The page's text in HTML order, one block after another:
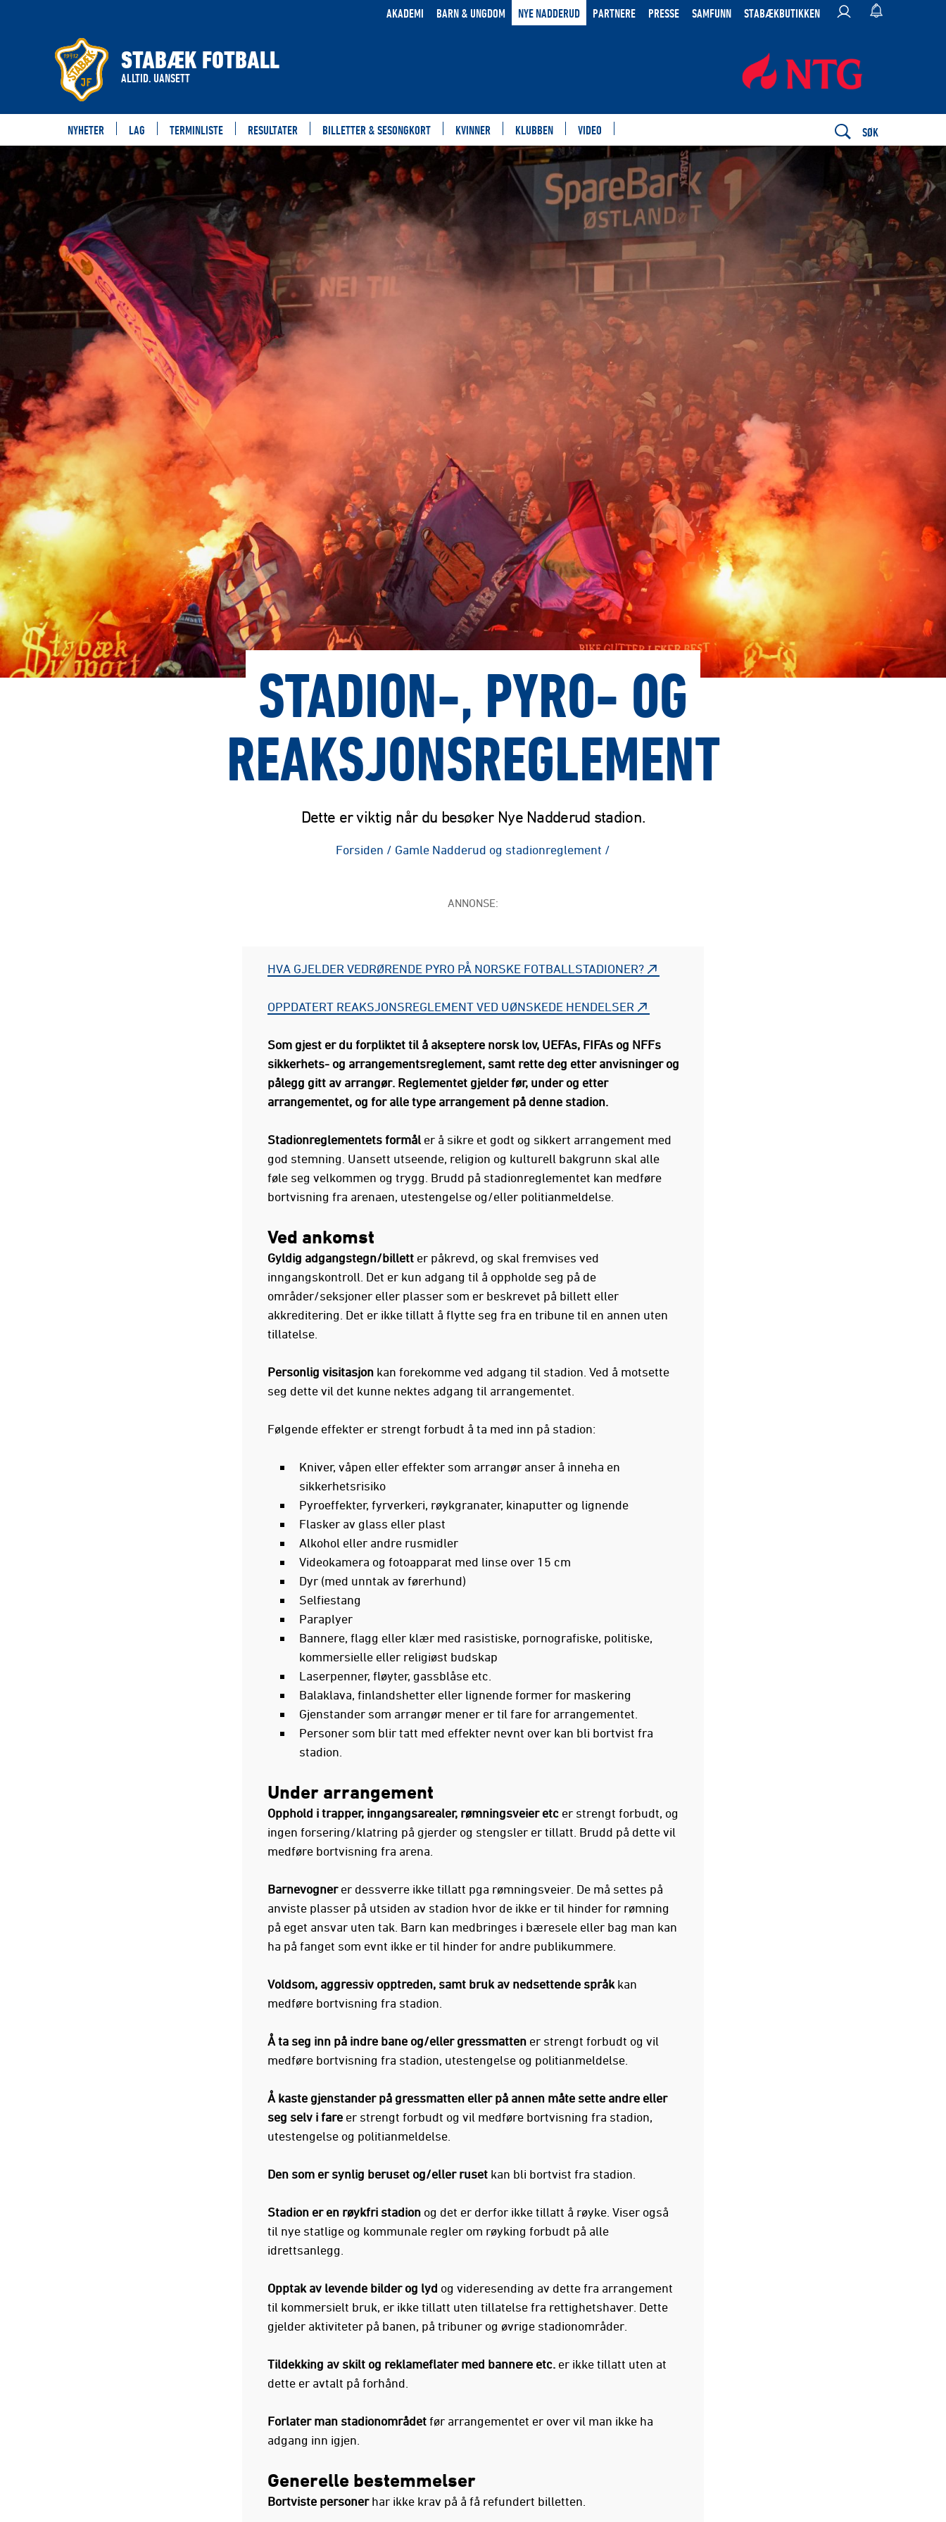
AKADEMI BARN & UNGDOM NYE NADDERUD PARTNERE PRESSE SAMFUNN STABÆKBUTIKKEN
STABÆK FOTBALL
ALLTID. UANSETT
NYHETER LAG TERMINLISTE RESULTATER BILLETTER & SESONGKORT KVINNER KLUBBEN VIDEO SØK
STADION-, PYRO- OG
REAKSJONSREGLEMENT
Dette er viktig når du besøker Nye Nadderud stadion.
Forsiden / Gamle Nadderud og stadionreglement /
ANNONSE:
HVA GJELDER VEDRØRENDE PYRO PÅ NORSKE FOTBALLSTADIONER?
OPPDATERT REAKSJONSREGLEMENT VED UØNSKEDE HENDELSER
Som gjest er du forpliktet til å akseptere norsk lov, UEFAs, FIFAs og NFFs
sikkerhets- og arrangementsreglement, samt rette deg etter anvisninger og
pålegg gitt av arrangør. Reglementet gjelder før, under og etter
arrangementet, og for alle type arrangement på denne stadion.
Stadionreglementets formål er å sikre et godt og sikkert arrangement med
god stemning. Uansett utseende, religion og kulturell bakgrunn skal alle
føle seg velkommen og trygg. Brudd på stadionreglementet kan medføre
bortvisning fra arenaen, utestengelse og/eller politianmeldelse.
Ved ankomst
Gyldig adgangstegn/billett er påkrevd, og skal fremvises ved
inngangskontroll. Det er kun adgang til å oppholde seg på de
områder/seksjoner eller plasser som er beskrevet på billett eller
akkreditering. Det er ikke tillatt å flytte seg fra en tribune til en annen uten
tillatelse.
Personlig visitasjonkan forekomme ved adgang til stadion. Ved å motsette
seg dette vil det kunne nektes adgang til arrangementet.
Følgende effekter er strengt forbudt å ta med inn på stadion:
Kniver, våpen eller effekter som arrangør anser å inneha en
sikkerhetsrisiko
Pyroeffekter, fyrverkeri, røykgranater, kinaputter og lignende
Flasker av glass eller plast
Alkohol eller andre rusmidler
Videokamera og fotoapparat med linse over 15 cm
Dyr (med unntak av førerhund)
Selfiestang
Paraplyer
Bannere, flagg eller klær med rasistiske, pornografiske, politiske,
kommersielle eller religiøst budskap
Laserpenner, fløyter, gassblåse etc.
Balaklava, finlandshetter eller lignende former for maskering
Gjenstander som arrangør mener er til fare for arrangementet.
Personer som blir tatt med effekter nevnt over kan bli bortvist fra
stadion.
Under arrangement
Opphold i trapper, inngangsarealer, rømningsveier etc er strengt forbudt, og
ingen forsering/klatring på gjerder og stengsler er tillatt. Brudd på dette vil
medføre bortvisning fra arena.
Barnevogner er dessverre ikke tillatt pga rømningsveier. De må settes på
anviste plasser på utsiden av stadion hvor de ikke er til hinder for rømning
på eget ansvar uten tak. Barn kan medbringes i bæresele eller bag man kan
ha på fanget som evnt ikke er til hinder for andre publikummere.
Voldsom, aggressiv opptreden, samt bruk av nedsettende språkkan
medføre bortvisning fra stadion.
Å ta seg inn på indre bane og/eller gressmattener strengt forbudt og vil
medføre bortvisning fra stadion, utestengelse og politianmeldelse.
Å kaste gjenstander på gressmatten eller på annen måte sette andre eller
seg selv i fareer strengt forbudt og vil medføre bortvisning fra stadion,
utestengelse og politianmeldelse.
Den som er synlig beruset og/eller ruset kan bli bortvist fra stadion.
Stadion er en røykfri stadionog det er derfor ikke tillatt å røyke. Viser også
til nye statlige og kommunale regler om røyking forbudt på alle
idrettsanlegg.
Opptak av levende bilder og lyd og videresending av dette fra arrangement
til kommersielt bruk, er ikke tillatt uten tillatelse fra rettighetshaver. Dette
gjelder aktiviteter på banen, på tribuner og øvrige stadionområder.
Tildekking av skilt og reklameflater med bannere etc. er ikke tillatt uten at
dette er avtalt på forhånd.
Forlater man stadionområdetfør arrangementet er over vil man ikke ha
adgang inn igjen.
Generelle bestemmelser
Bortviste personer har ikke krav på å få refundert billetten.